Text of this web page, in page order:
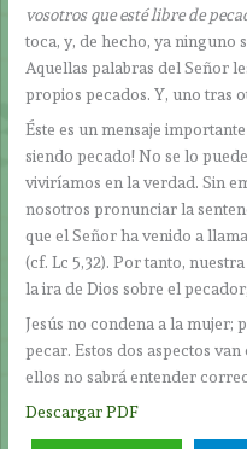
vosotros que esté libre de
toca, y, de hecho, ya ninguno
Aquellas palabras del Señor
propios pecados. Y, uno tras
Éste es un mensaje
siendo pecado! No se lo
viviríamos en la verdad. Sin
nosotros pronunciar la
que el Señor ha venido a
(cf. Lc 5,32). Por tanto,
la ira de Dios sobre el
Jesús no condena a la mujer;
pecar. Estos dos aspectos
ellos no sabrá entender
Descargar PDF